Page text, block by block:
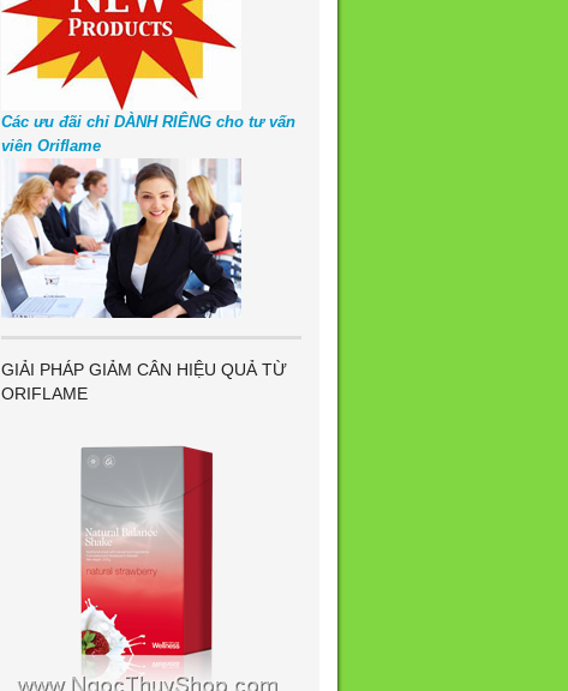
Các ưu đãi chỉ DÀNH RIÊNG cho tư vấn
viên Oriflame
GIẢI PHÁP GIẢM CÂN HIỆU QUẢ TỪ
ORIFLAME